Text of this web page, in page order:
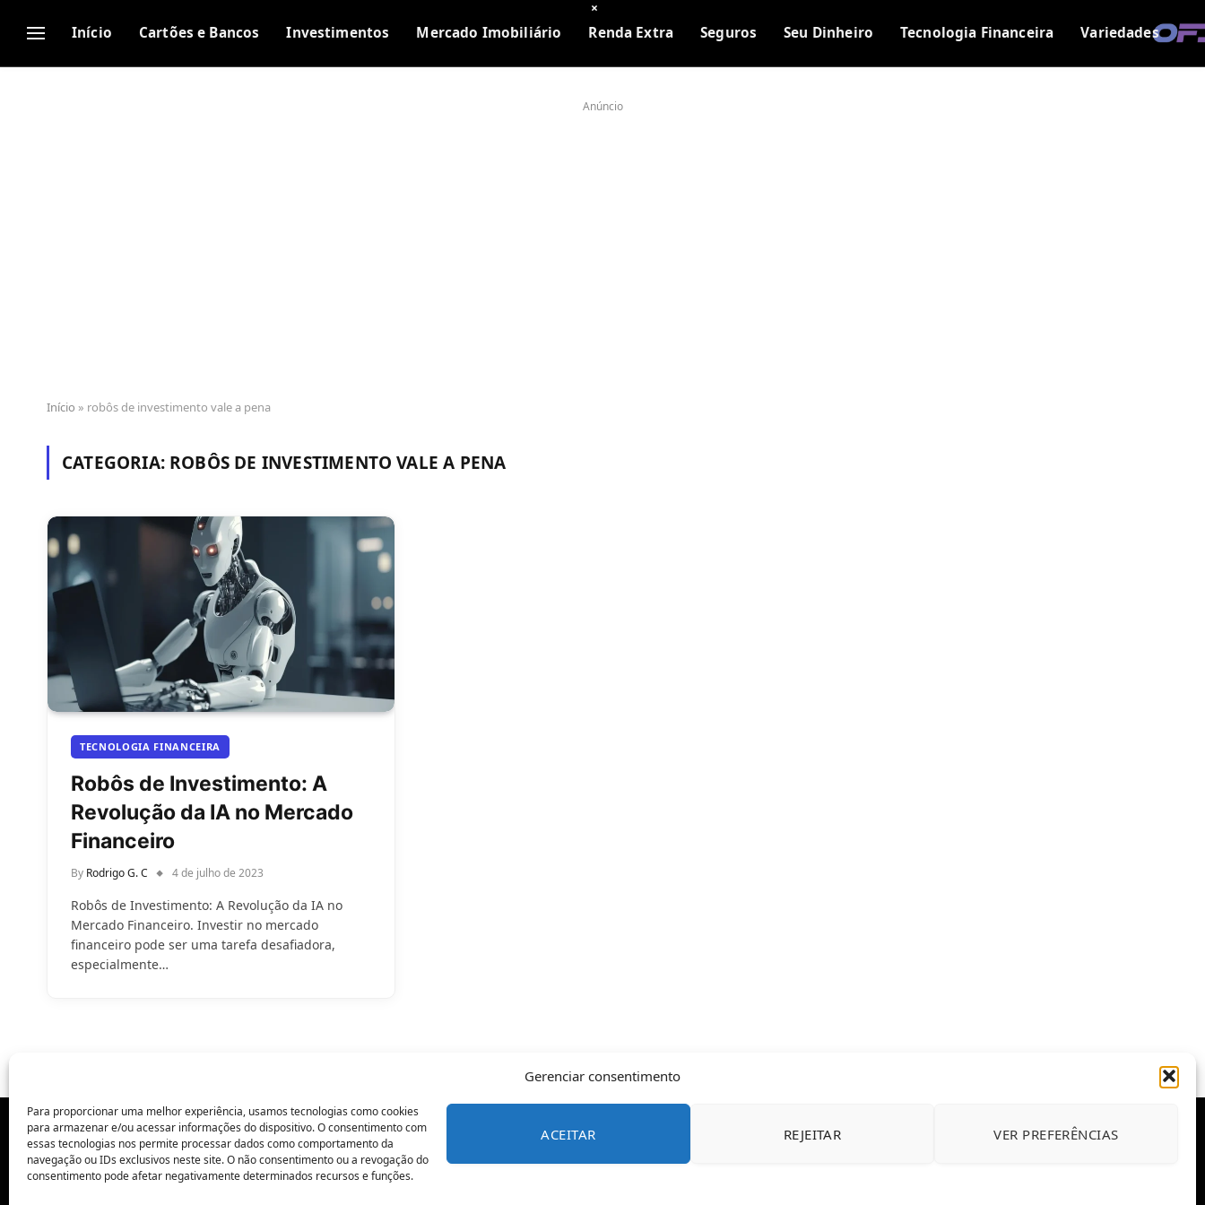
Gerenciar consentimento
Para proporcionar uma melhor experiência, usamos tecnologias como cookies
para armazenar e/ou acessar informações do dispositivo. O consentimento com
essas tecnologias nos permite processar dados como comportamento da
navegação ou IDs exclusivos neste site. O não consentimento ou a revogação do
consentimento pode afetar negativamente determinados recursos e funções.
ACEITAR REJEITAR VER PREFERÊNCIAS
Início Cartões e Bancos Investimentos Mercado Imobiliário Renda Extra Seguros Seu Dinheiro Tecnologia Financeira Variedades
Anúncio
Início » robôs de investimento vale a pena
CATEGORIA: ROBÔS DE INVESTIMENTO VALE A PENA
TECNOLOGIA FINANCEIRA
Robôs de Investimento: A
Revolução da IA no Mercado
Financeiro
By Rodrigo G. C 4 de julho de 2023
Robôs de Investimento: A Revolução da IA no
Mercado Financeiro. Investir no mercado
financeiro pode ser uma tarefa desafiadora,
especialmente…
×
POLÍTICA DE PRIVACIDADE CONTATO SOBRE NÓS